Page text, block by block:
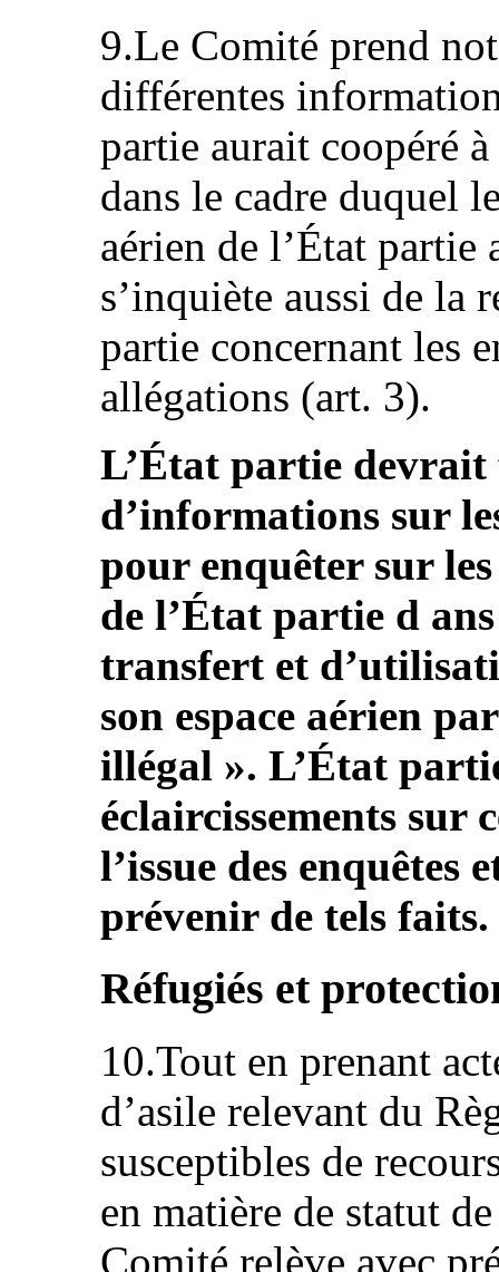
9.Le Comité prend
différentes
partie aurait coopéré
dans le cadre duquel
aérien de l’État
s’inquiète aussi de la
partie concernant les
allégations (art. 3).
L’État partie
d’informations sur
pour enquêter sur
de l’État partie d
transfert et
son espace aérien
illégal ». L’État
éclaircissements sur
l’issue des enquêtes
prévenir de tels faits.
Réfugiés et
10.Tout en prenant
d’asile relevant du
susceptibles de
en matière de statut
Comité relève avec